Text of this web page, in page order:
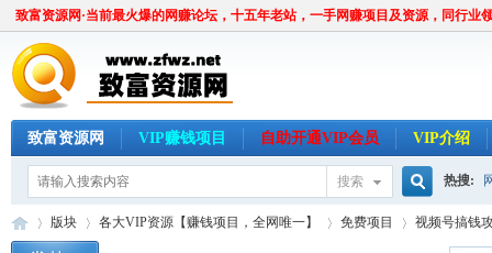
致富资源网·当前最火爆的网赚论坛，十五年老站，一手网赚项目及资源，同行业
致富资源网 VIP赚钱项目 自助开通VIP会员 VIP介绍
搜索
搜
热搜:
版块 各大VIP资源【赚钱项目，全网唯一】 免费项目 视频号搞钱